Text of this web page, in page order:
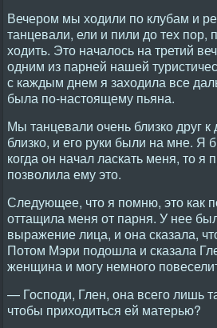
Вечером мы ходили по клубам и
танцевали, ели и пили до тех пор,
ходить. Это началось на третий
одним из парней нашей
с каждым днем я заходила все
была по-настоящему пьяна.
Мы танцевали очень близко друг
близко, и его руки были на мне. Я
когда он начал ласкать меня, то я
позволила ему это.
Следующее, что я помню, это как
оттащила меня от парня. У нее
выражение лица, и она сказала,
Потом Мэри подошла и сказала
женщина и могу немного
— Господи, Глен, она всего лишь
чтобы приходиться ей матерью?